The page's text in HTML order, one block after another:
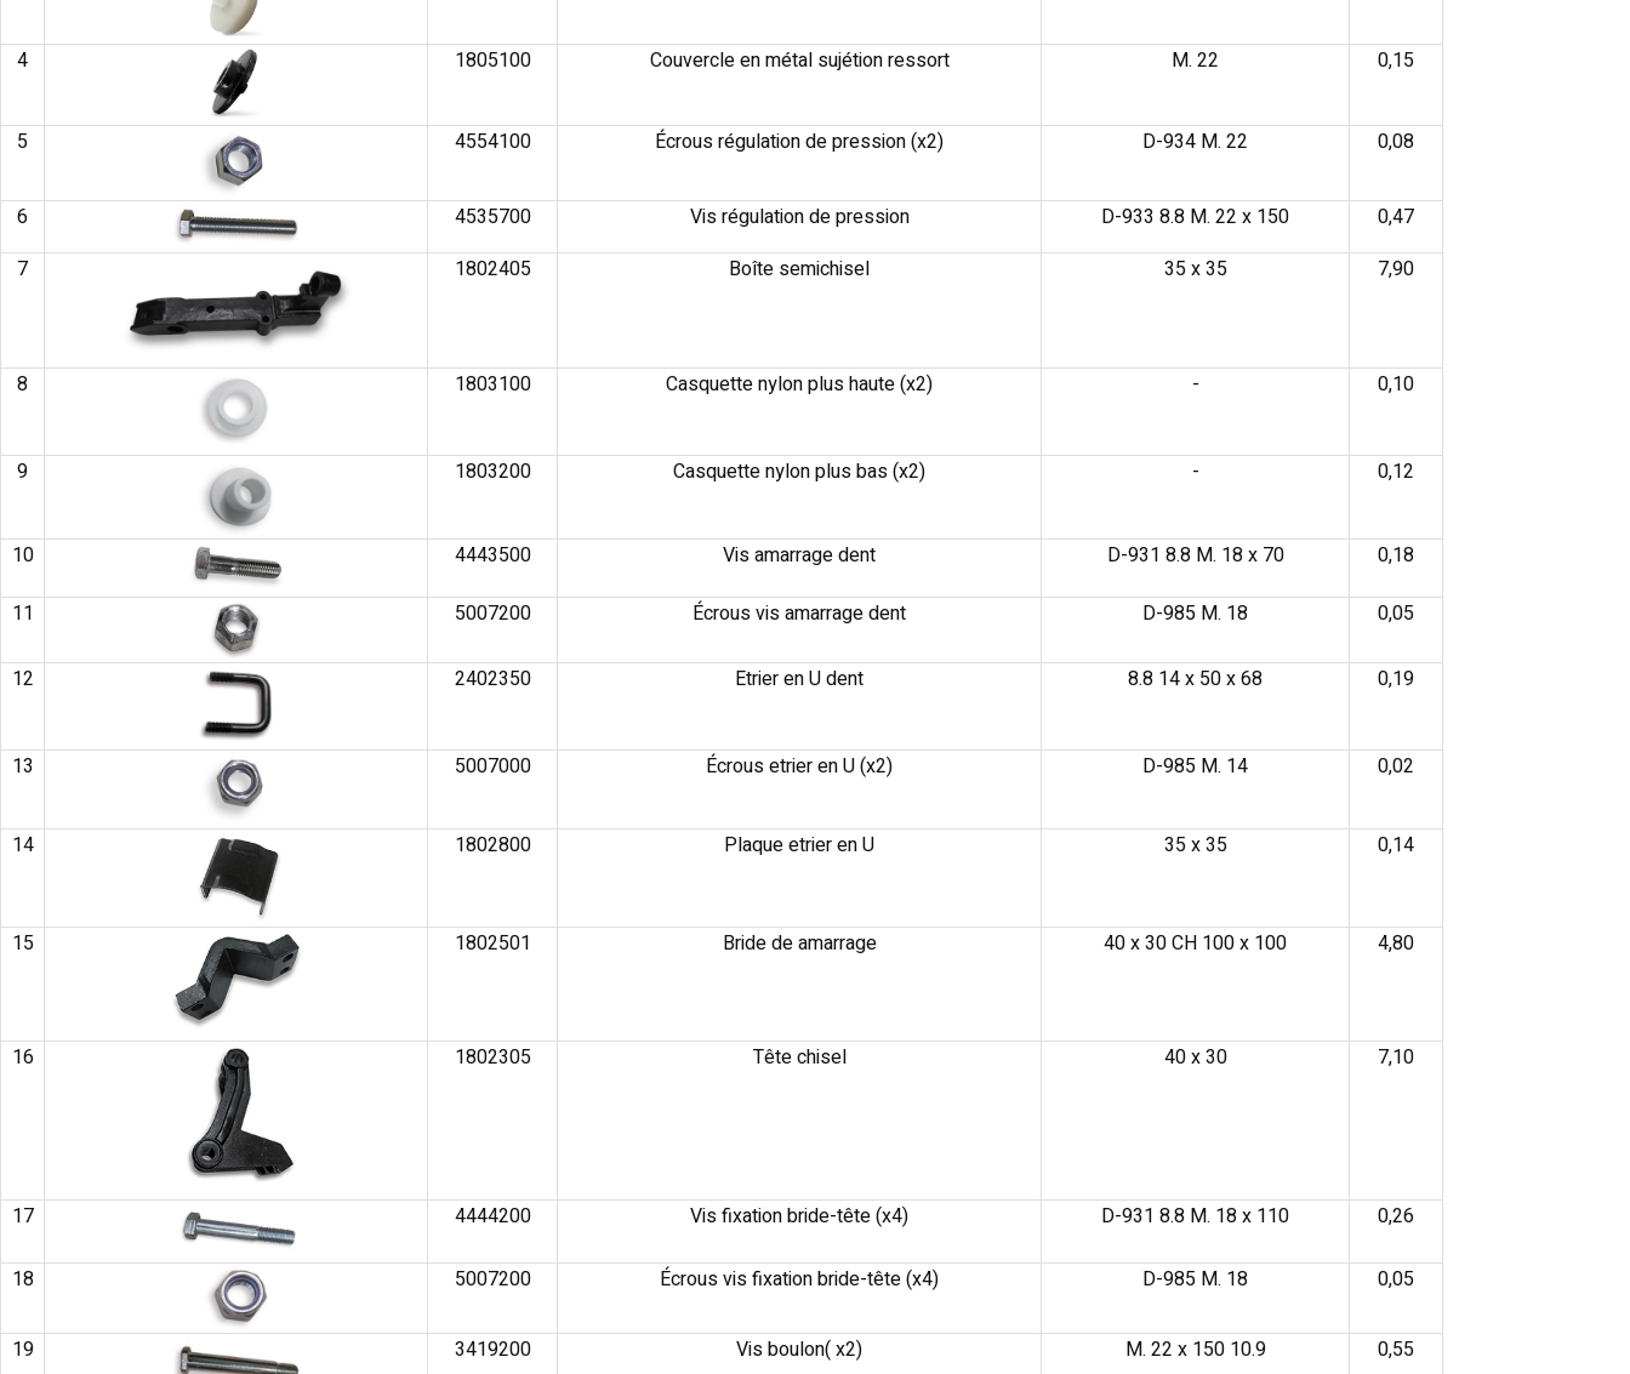
4 1805100 Couvercle en métal sujétion ressort M. 22 0,15
5 4554100 Écrous régulation de pression (x2) D-934 M. 22 0,08
6 4535700 Vis régulation de pression D-933 8.8 M. 22 x 150
0,47
7
1802405 Boîte semichisel 35 x 35 7,90
8 1803100 Casquette nylon plus haute (x2) - 0,10
9 1803200 Casquette nylon plus bas (x2) - 0,12
10 4443500 Vis amarrage dent D-931 8.8 M. 18 x 70
0,18
11
5007200 Écrous vis amarrage dent D-985 M. 18 0,05
12 2402350 Etrier en U dent 8.8 14 x 50 x 68 0,19
13 5007000 Écrous etrier en U (x2) D-985 M. 14 0,02
14 1802800 Plaque etrier en U 35 x 35 0,14
15 1802501 Bride de amarrage 40 x 30 CH 100 x 100 4,80
16 1802305 Tête chisel 40 x 30 7,10
17 4444200 Vis fixation bride-tête (x4) D-931 8.8 M. 18 x 110 0,26
18 5007200 Écrous vis fixation bride-tête (x4) D-985 M. 18 0,05
19 3419200 Vis boulon( x2) M. 22 x 150 10.9 0,55